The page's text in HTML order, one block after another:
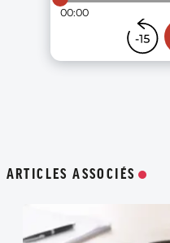
ARTICLES ASSOCIÉS